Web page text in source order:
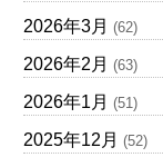
2026年3月 (62)
2026年2月 (63)
2026年1月 (51)
2025年12月 (52)